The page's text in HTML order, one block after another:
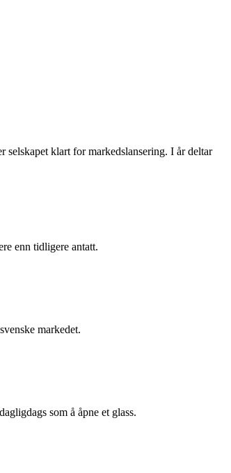
selskapet klart for markedslansering. I år deltar
enn tidligere antatt.
markedet.
som å åpne et glass.